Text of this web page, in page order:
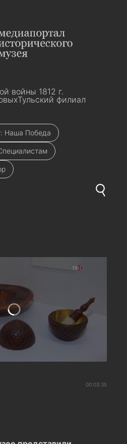
войны 1812 г.
Тульский филиал
Наша Победа
00:03:35